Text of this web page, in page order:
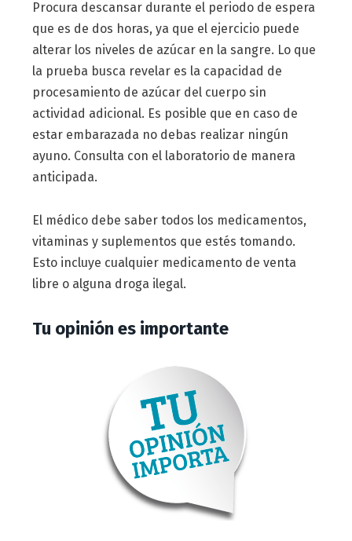
Procura descansar durante el periodo de espera
que es de dos horas, ya que el ejercicio puede
alterar los niveles de azúcar en la sangre. Lo que
la prueba busca revelar es la capacidad de
procesamiento de azúcar del cuerpo sin
actividad adicional. Es posible que en caso de
estar embarazada no debas realizar ningún
ayuno. Consulta con el laboratorio de manera
anticipada.
El médico debe saber todos los medicamentos,
vitaminas y suplementos que estés tomando.
Esto incluye cualquier medicamento de venta
libre o alguna droga ilegal.
Tu opinión es importante